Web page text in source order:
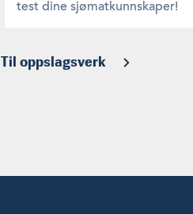
test dine sjømatkunnskaper!
Til oppslagsverk